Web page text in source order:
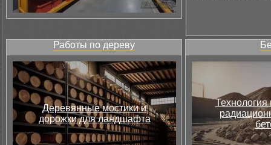
Работы по дереву
Деревянные мостики и
дорожки для ландшафта
Технология